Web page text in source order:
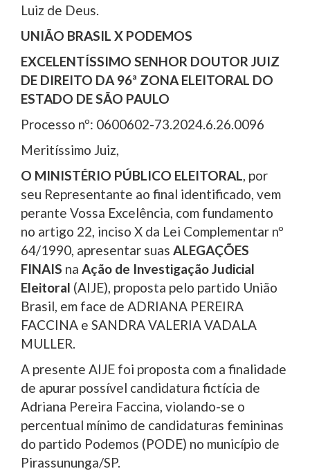
Luiz de Deus.
UNIÃO BRASIL X PODEMOS
EXCELENTÍSSIMO SENHOR DOUTOR JUIZ
DE DIREITO DA 96ª ZONA ELEITORAL DO
ESTADO DE SÃO PAULO
Processo nº: 0600602-73.2024.6.26.0096
Meritíssimo Juiz,
O MINISTÉRIO PÚBLICO ELEITORAL , por
seu Representante ao final identificado, vem
perante Vossa Excelência, com fundamento
no artigo 22, inciso X da Lei Complementar nº
64/1990, apresentar suas ALEGAÇÕES
FINAIS na Ação de Investigação Judicial
Eleitoral (AIJE), proposta pelo partido União
Brasil, em face de ADRIANA PEREIRA
FACCINA e SANDRA VALERIA VADALA
MULLER.
A presente AIJE foi proposta com a finalidade
de apurar possível candidatura fictícia de
Adriana Pereira Faccina, violando-se o
percentual mínimo de candidaturas femininas
do partido Podemos (PODE) no município de
Pirassununga/SP.